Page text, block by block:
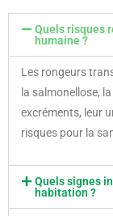
Quels risques
humaine ?
Les rongeurs
la salmonellose,
excréments, leur
risques pour la
Quels signes
habitation ?